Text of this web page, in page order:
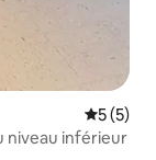
5 (5)
niveau inférieur